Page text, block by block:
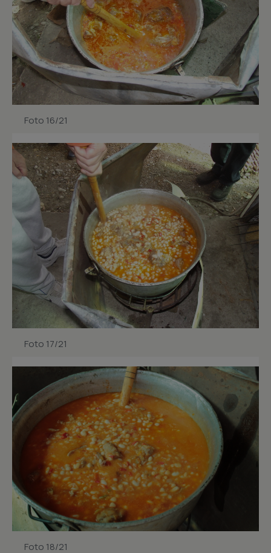
Foto 16/21
Foto 17/21
Foto 18/21